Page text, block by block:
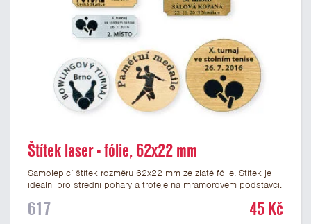
Štítek laser - fólie, 62x22 mm
Samolepicí štítek rozměru 62x22 mm ze zlaté fólie. Štítek je
ideální pro střední poháry a trofeje na mramorovém podstavci.
textu doporučujeme maximálně 3 řádky, aby byla zachována
617 45 Kč